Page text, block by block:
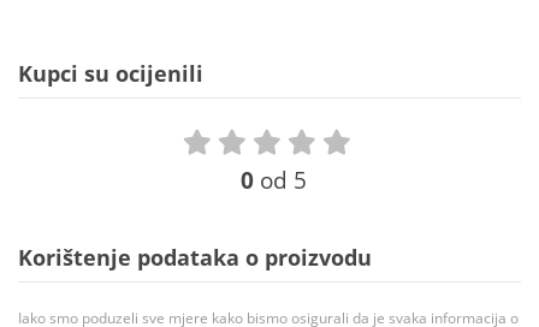
Kupci su ocijenili
0 od 5
Korištenje podataka o proizvodu
Iako smo poduzeli sve mjere kako bismo osigurali da je svaka informacija o